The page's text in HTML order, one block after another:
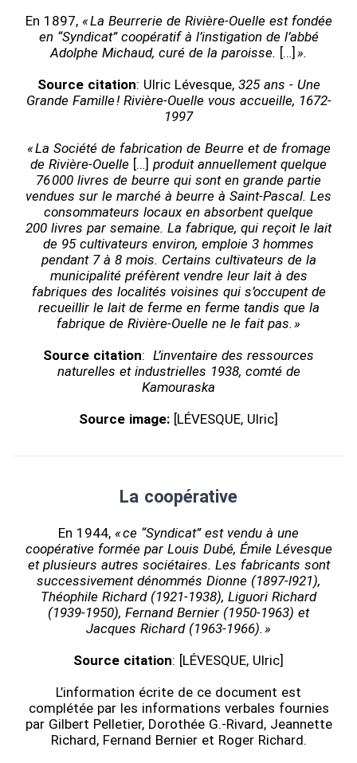
En 1897,« La Beurrerie de Rivière-Ouelle est fondée
en “Syndicat” coopératif à l’instigation de l’abbé
Adolphe Michaud, curé de la paroisse. […] ».
Source citation: Ulric Lévesque, 325 ans - Une
Grande Famille ! Rivière-Ouelle vous accueille, 1672-
1997
« La Société de fabrication de Beurre et de fromage
de Rivière-Ouelle […] produit annuellement quelque
76 000 livres de beurre qui sont en grande partie
vendues sur le marché à beurre à Saint-Pascal. Les
consommateurs locaux en absorbent quelque
200 livres par semaine. La fabrique, qui reçoit le lait
de 95 cultivateurs environ, emploie 3 hommes
pendant 7 à 8 mois. Certains cultivateurs de la
municipalité préfèrent vendre leur lait à des
fabriques des localités voisines qui s’occupent de
recueillir le lait de ferme en ferme tandis que la
fabrique de Rivière-Ouelle ne le fait pas. »
Source citation: L’inventaire des ressources
naturelles et industrielles 1938, comté de
Kamouraska
Source image: [LÉVESQUE, Ulric]
La coopérative
En 1944, « ce “Syndicat” est vendu à une
coopérative formée par Louis Dubé, Émile Lévesque
et plusieurs autres sociétaires. Les fabricants sont
successivement dénommés Dionne (1897-l921),
Théophile Richard (1921-1938), Liguori Richard
(1939-1950), Fernand Bernier (1950-1963) et
Jacques Richard (1963-1966). »
Source citation: [LÉVESQUE, Ulric]
L’information écrite de ce document est
complétée par les informations verbales fournies
par Gilbert Pelletier, Dorothée G.-Rivard, Jeannette
Richard, Fernand Bernier et Roger Richard.